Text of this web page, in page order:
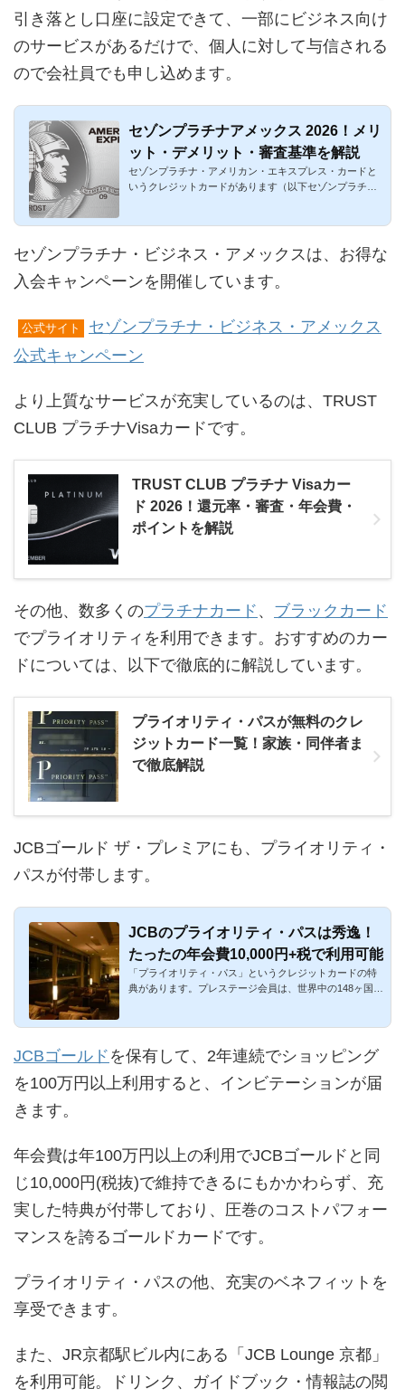
引き落とし口座に設定できて、一部にビジネス向け
のサービスがあるだけで、個人に対して与信される
ので会社員でも申し込めます。
セゾンプラチナアメックス 2026！メリ
ット・デメリット・審査基準を解説
セゾンプラチナ・アメリカン・エキスプレス・カードと
いうクレジットカードがあります（以下セゾンプラチ
セゾンプラチナ・ビジネス・アメックスは、お得な
入会キャンペーンを開催しています。
公式サイト
セゾンプラチナ・ビジネス・アメックス
公式キャンペーン
より上質なサービスが充実しているのは、TRUST
CLUB プラチナVisaカードです。
TRUST CLUB プラチナ Visaカー
ド 2026！還元率・審査・年会費・
ポイントを解説
その他、数多くのプラチナカード 、 ブラックカード
でプライオリティを利用できます。おすすめのカー
ドについては、以下で徹底的に解説しています。
プライオリティ・パスが無料のクレ
ジットカード一覧！家族・同伴者ま
で徹底解説
JCBゴールド ザ・プレミアにも、プライオリティ・
パスが付帯します。
JCBのプライオリティ・パスは秀逸！
たったの年会費10,000円+税で利用可能
「プライオリティ・パス」というクレジットカードの特
典があります。プレステージ会員は、世界中の148ヶ国、
JCBゴールド を保有して、2年連続でショッピング
を100万円以上利用すると、インビテーションが届
きます。
年会費は年100万円以上の利用でJCBゴールドと同
じ10,000円(税抜)で維持できるにもかかわらず、充
実した特典が付帯しており、圧巻のコストパフォー
マンスを誇るゴールドカードです。
プライオリティ・パスの他、充実のベネフィットを
享受できます。
また、JR京都駅ビル内にある「JCB Lounge 京都」
を利用可能。ドリンク、ガイドブック・情報誌の閲